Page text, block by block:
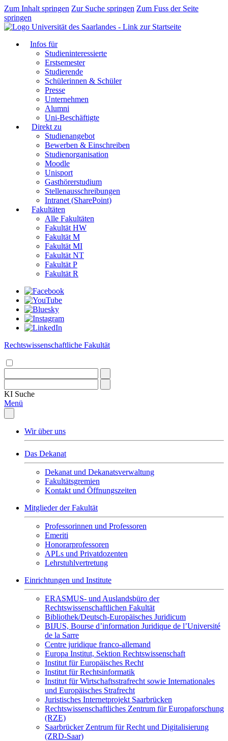
Zum Inhalt springen Zur Suche springen Zum Fuss der Seite
springen
Infos für
Studieninteressierte
Erstsemester
Studierende
Schülerinnen & Schüler
Presse
Unternehmen
Alumni
Uni-Beschäftigte
Direkt zu
Studienangebot
Bewerben & Einschreiben
Studienorganisation
Moodle
Unisport
Gasthörerstudium
Stellenausschreibungen
Intranet (SharePoint)
Fakultäten
Alle Fakultäten
Fakultät HW
Fakultät M
Fakultät MI
Fakultät NT
Fakultät P
Fakultät R
Rechtswissenschaftliche Fakultät
KI Suche
Menü
Wir über uns
Das Dekanat
Dekanat und Dekanatsverwaltung
Fakultätsgremien
Kontakt und Öffnungszeiten
Mitglieder der Fakultät
Professorinnen und Professoren
Emeriti
Honorarprofessoren
APLs und Privatdozenten
Lehrstuhlvertretung
Einrichtungen und Institute
ERASMUS- und Auslandsbüro der
Rechtswissenschaftlichen Fakultät
Bibliothek/Deutsch-Europäisches Juridicum
BIJUS, Bourse d’information Juridique de l’Université
de la Sarre
Centre juridique franco-allemand
Europa Institut, Sektion Rechtswissenschaft
Institut für Europäisches Recht
Institut für Rechtsinformatik
Institut für Wirtschaftsstrafrecht sowie Internationales
und Europäisches Strafrecht
Juristisches Internetprojekt Saarbrücken
Rechtswissenschaftliches Zentrum für Europaforschung
(RZE)
Saarbrücker Zentrum für Recht und Digitalisierung
(ZRD-Saar)